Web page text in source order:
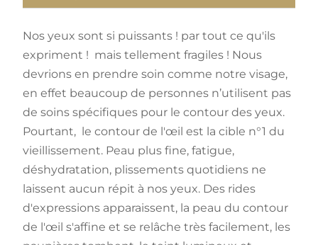
Nos yeux sont si puissants ! par tout ce qu'ils
expriment ! mais tellement fragiles ! Nous
devrions en prendre soin comme notre visage,
en effet beaucoup de personnes n’utilisent pas
de soins spécifiques pour le contour des yeux.
Pourtant, le contour de l'œil est la cible n°1 du
vieillissement. Peau plus fine, fatigue,
déshydratation, plissements quotidiens ne
laissent aucun répit à nos yeux. Des rides
d'expressions apparaissent, la peau du contour
de l'œil s'affine et se relâche très facilement, les